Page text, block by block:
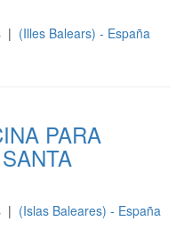
| (Illes Balears) - España
PARA
| (Islas Baleares) - España